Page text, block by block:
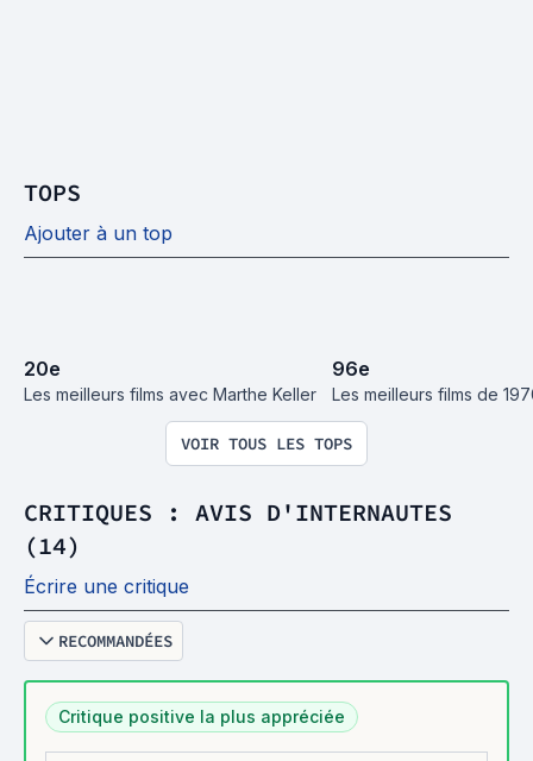
TOPS
Ajouter à un top
20e
Les meilleurs films avec Marthe Keller
96e
Les meilleurs films de
VOIR TOUS LES TOPS
CRITIQUES : AVIS D'INTERNAUTES
(14)
Écrire une critique
RECOMMANDÉES
Critique positive la plus appréciée